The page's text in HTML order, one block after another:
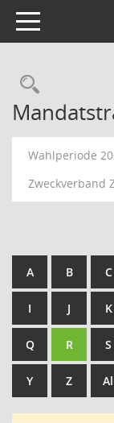
Toggle navigation
Wahlperiode
Zweckverband
A B C
I J K
Q R S
Y Z